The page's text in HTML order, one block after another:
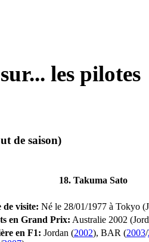
les pilotes
de saison)
18. Takuma Sato
de visite: Né le 28/01/1977 à Tokyo
en Grand Prix: Australie 2002
en F1: Jordan (2002), BAR (2003/